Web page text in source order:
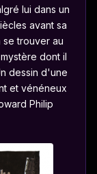
lui dans un
avant sa
se trouver au
dont il
dessin d'une
et vénéneux
Philip